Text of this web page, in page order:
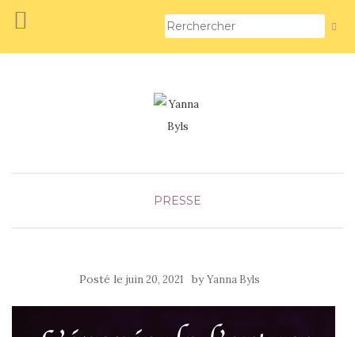
PRESSE
Posté le juin 20, 2021 byYanna Byls